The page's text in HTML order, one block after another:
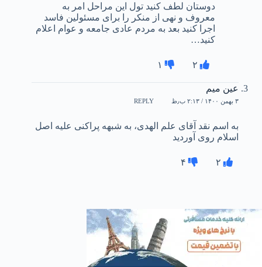
دوستان لطف کنید تول این مراحل امر به
معروف و نهی از منکر را برای مسئولین فاسد
اجرا کنید بعد به مردم عادی جامعه و عوام اعلام
کنید…
۲ ۱
عین میم
۳ بهمن ۱۴۰۰ / ۲:۱۳ ب٫ظ REPLY
به اسم نقد آقای علم الهدی، به شبهه پراکنی علیه اصل
اسلام روی آوردید
۲ ۴